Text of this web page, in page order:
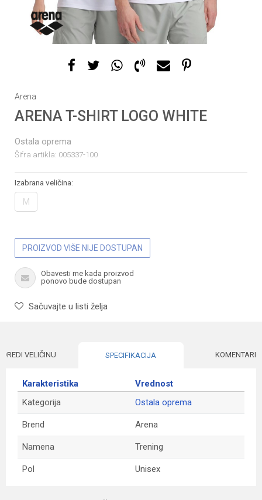
Arena
ARENA T-SHIRT LOGO WHITE
Ostala oprema
Šifra artikla: 005337-100
Izabrana veličina:
M
PROIZVOD VIŠE NIJE DOSTUPAN
Obavesti me kada proizvod
ponovo bude dostupan
Sačuvajte u listi želja
VELIČINU SPECIFIKACIJA KOMENTARI
Karakteristika
Vrednost
Kategorija
Ostala oprema
Brend Arena
Namena Trening
Pol Unisex